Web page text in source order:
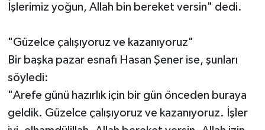
İşlerimiz yoğun, Allah bin bereket versin" dedi.
"Güzelce çalışıyoruz ve kazanıyoruz"
Bir başka pazar esnafı Hasan Şener ise, şunları
söyledi:
"Arefe günü hazırlık için bir gün önceden buraya
geldik. Güzelce çalışıyoruz ve kazanıyoruz. İşler